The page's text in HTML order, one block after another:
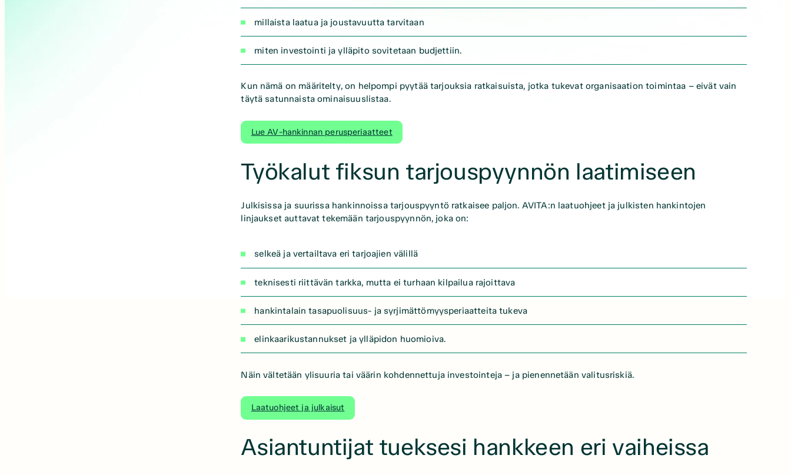
millaista laatua ja joustavuutta tarvitaan
miten investointi ja ylläpito sovitetaan budjettiin.
Kun nämä on määritelty, on helpompi pyytää tarjouksia ratkaisuista, jotka tukevat organisaation toimintaa – eivät vain
täytä satunnaista ominaisuuslistaa.
Lue AV-hankinnan perusperiaatteet
Työkalut fiksun tarjouspyynnön laatimiseen
Julkisissa ja suurissa hankinnoissa tarjouspyyntö ratkaisee paljon. AVITA:n laatuohjeet ja julkisten hankintojen
linjaukset auttavat tekemään tarjouspyynnön, joka on:
selkeä ja vertailtava eri tarjoajien välillä
teknisesti riittävän tarkka, mutta ei turhaan kilpailua rajoittava
hankintalain tasapuolisuus- ja syrjimättömyysperiaatteita tukeva
elinkaarikustannukset ja ylläpidon huomioiva.
Näin vältetään ylisuuria tai väärin kohdennettuja investointeja – ja pienennetään valitusriskiä.
Laatuohjeet ja julkaisut
Asiantuntijat tueksesi hankkeen eri vaiheissa